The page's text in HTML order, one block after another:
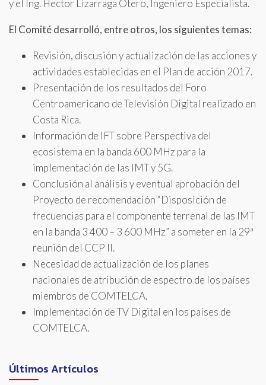
y el Ing. Hector Lizarraga Otero, Ingeniero Especialista.
El Comité desarrolló, entre otros, los siguientes temas:
Revisión, discusión y actualización de las acciones y
actividades establecidas en el Plan de acción 2017.
Presentación de los resultados del Foro
Centroamericano de Televisión Digital realizado en
Costa Rica.
Información de IFT sobre Perspectiva del
ecosistema en la banda 600 MHz para la
implementación de las IMT y 5G.
Conclusión al análisis y eventual aprobación del
Proyecto de recomendación “Disposición de
frecuencias para el componente terrenal de las IMT
en la banda 3 400 – 3 600 MHz” a someter en la 29ª
reunión del CCP II.
Necesidad de actualización de los planes
nacionales de atribución de espectro de los países
miembros de COMTELCA.
Implementación de TV Digital en los países de
COMTELCA.
Últimos Artículos